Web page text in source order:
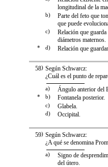
longitudinal de la
b)
Parte del feto que
que puede
c)
Relación que
diámetros maternos.
* d) Relación que
)
58 Según Schwarcz:
¿Cuál es el punto de
a) Ángulo anterior del
* b) Fontanela posterior.
c) Glabela.
d) Occipital.
)
59 Según Schwarcz:
¿A qué se denomina
a)
Signo de
del útero.